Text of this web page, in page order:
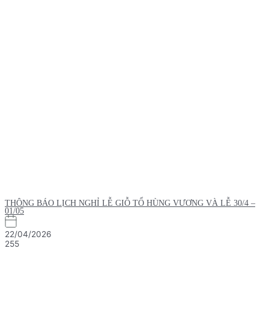
THÔNG BÁO LỊCH NGHỈ LỄ GIỖ TỔ HÙNG VƯƠNG VÀ LỄ 30/4 –
01/05
22/04/2026
255